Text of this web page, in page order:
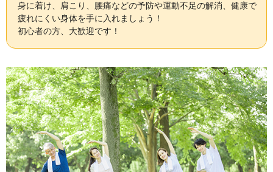
身に着け、肩こり、腰痛などの予防や運動不足の解消、健康で
疲れにくい身体を手に入れましょう！
初心者の方、大歓迎です！